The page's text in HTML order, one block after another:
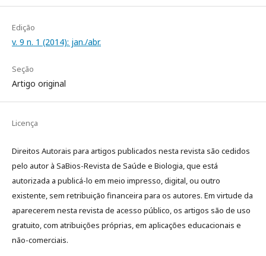
Edição
v. 9 n. 1 (2014): jan./abr.
Seção
Artigo original
Licença
Direitos Autorais para artigos publicados nesta revista são cedidos
pelo autor à SaBios-Revista de Saúde e Biologia, que está
autorizada a publicá-lo em meio impresso, digital, ou outro
existente, sem retribuição financeira para os autores. Em virtude da
aparecerem nesta revista de acesso público, os artigos são de uso
gratuito, com atribuições próprias, em aplicações educacionais e
não-comerciais.